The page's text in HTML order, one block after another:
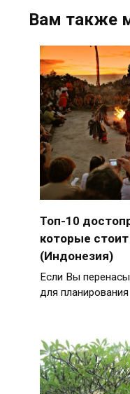
Вам также
Топ-10
которые
(Индонезия)
Если Вы
для планирования